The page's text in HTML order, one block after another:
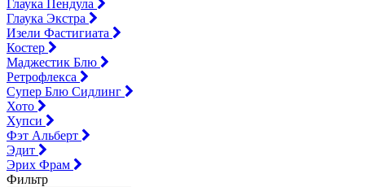
Глаука Пендула
Глаука Экстра
Изели Фастигиата
Костер
Маджестик Блю
Ретрофлекса
Супер Блю Сидлинг
Хото
Хупси
Фэт Альберт
Эдит
Эрих Фрам
Фильтр